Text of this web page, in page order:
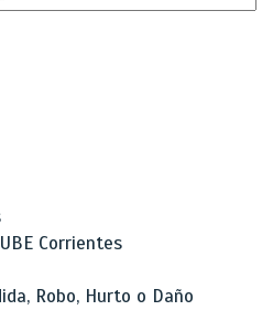
Corrientes
Robo, Hurto o Daño